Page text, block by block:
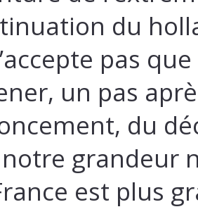
du
pas
un pas
du
grandeur
est plus